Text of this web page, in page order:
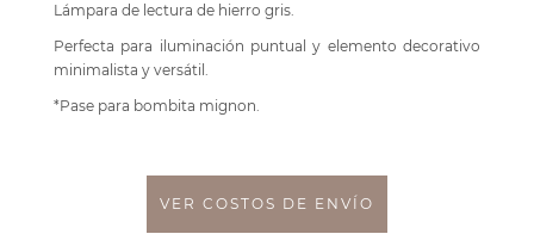
Lámpara de lectura de hierro gris.
Perfecta para iluminación puntual y elemento decorativo
minimalista y versátil.
*Pase para bombita mignon.
VER COSTOS DE ENVÍO